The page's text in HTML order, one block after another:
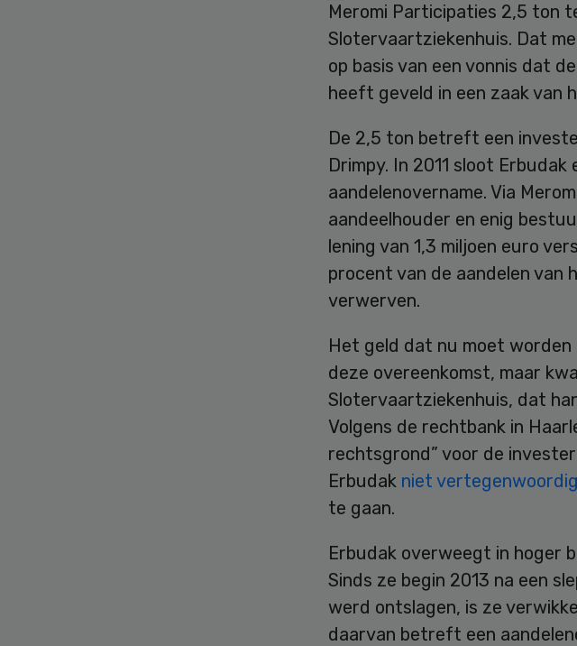
Meromi Participaties 2,5 ton
Slotervaartziekenhuis. Dat
op basis van een vonnis dat
heeft geveld in een zaak van
De 2,5 ton betreft een
Drimpy. In 2011 sloot
aandelenovername. Via
aandeelhouder en enig
lening van 1,3 miljoen euro
procent van de aandelen
verwerven.
Het geld dat nu moet
deze overeenkomst, maar
Slotervaartziekenhuis, dat
Volgens de rechtbank in
rechtsgrond” voor de
Erbudak niet
te gaan.
Erbudak overweegt in hoger
Sinds ze begin 2013 na een
werd ontslagen, is ze
daarvan betreft een